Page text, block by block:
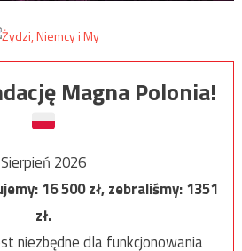
Magna Polonia!
Sierpień 2026
16 500zł, zebraliśmy:1351
zł.
niezbędne dla funkcjonowania